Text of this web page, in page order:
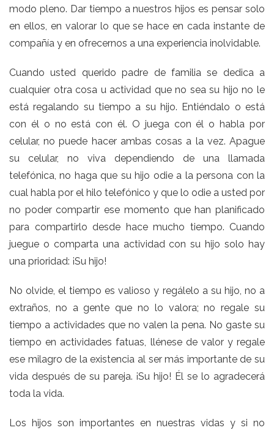
modo pleno. Dar tiempo a nuestros hijos es pensar solo
en ellos, en valorar lo que se hace en cada instante de
compañía y en ofrecernos a una experiencia inolvidable.
Cuando usted querido padre de familia se dedica a
cualquier otra cosa u actividad que no sea su hijo no le
está regalando su tiempo a su hijo. Entiéndalo o está
con él o no está con él. O juega con él o habla por
celular, no puede hacer ambas cosas a la vez. Apague
su celular, no viva dependiendo de una llamada
telefónica, no haga que su hijo odie a la persona con la
cual habla por el hilo telefónico y que lo odie a usted por
no poder compartir ese momento que han planificado
para compartirlo desde hace mucho tiempo. Cuando
juegue o comparta una actividad con su hijo solo hay
una prioridad: ¡Su hijo!
No olvide, el tiempo es valioso y regálelo a su hijo, no a
extraños, no a gente que no lo valora; no regale su
tiempo a actividades que no valen la pena. No gaste su
tiempo en actividades fatuas, llénese de valor y regale
ese milagro de la existencia al ser más importante de su
vida después de su pareja. ¡Su hijo! Él se lo agradecerá
toda la vida.
Los hijos son importantes en nuestras vidas y si no